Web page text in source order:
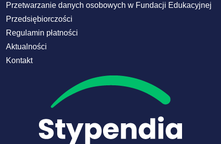
Przetwarzanie danych osobowych w Fundacji Edukacyjnej
Przedsiębiorczości
Regulamin płatności
Aktualności
Kontakt